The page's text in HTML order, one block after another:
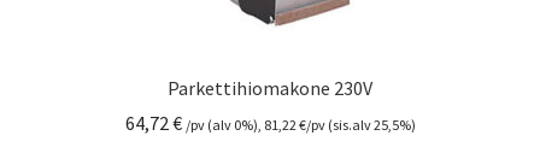
Parkettihiomakone 230V
64,72€ /pv (alv 0%), 81,22€/pv (sis.alv 25,5%)